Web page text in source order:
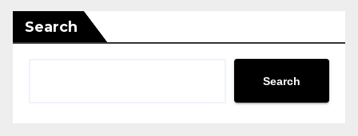
Search
Search